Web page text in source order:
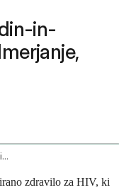
in-
Abacavir Lamivudine And Zidovudine Oral Route
zdravilo za HIV, ki